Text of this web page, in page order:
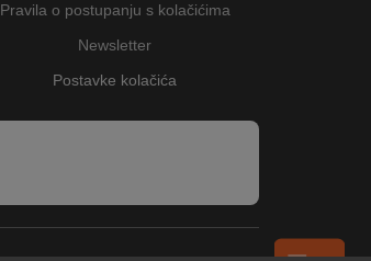
Pravila o postupanju s kolačićima
Newsletter
Postavke kolačića